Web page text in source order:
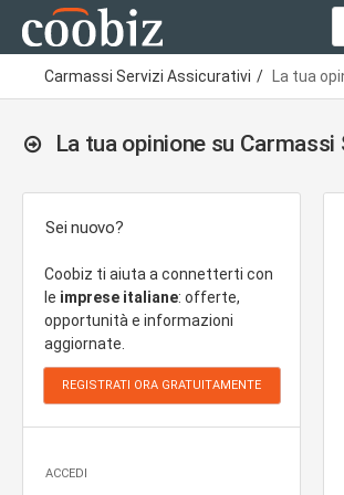
Carmassi Servizi Assicurativi La tua
La tua opinione su
Sei nuovo?
Coobiz ti aiuta a connetterti con
le imprese italiane: offerte,
opportunità e informazioni
aggiornate.
ACCEDI